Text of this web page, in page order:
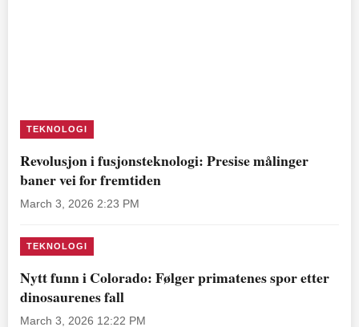
TEKNOLOGI
Revolusjon i fusjonsteknologi: Presise målinger
baner vei for fremtiden
March 3, 2026 2:23 PM
TEKNOLOGI
Nytt funn i Colorado: Følger primatenes spor etter
dinosaurenes fall
March 3, 2026 12:22 PM